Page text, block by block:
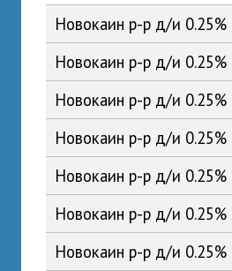
Новокаин р-р д/и
Новокаин р-р д/и
Новокаин р-р д/и
Новокаин р-р д/и
Новокаин р-р д/и
Новокаин р-р д/и
Новокаин р-р д/и